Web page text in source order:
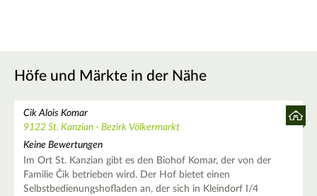
Höfe und Märkte in der Nähe
Cik Alois Komar
9122 St. Kanzian - Bezirk Völkermarkt
Keine Bewertungen
Im Ort St. Kanzian gibt es den Biohof Komar, der von der
Familie Čik betrieben wird. Der Hof bietet einen
Selbstbedienungshofladen an, der sich in Kleindorf I/4